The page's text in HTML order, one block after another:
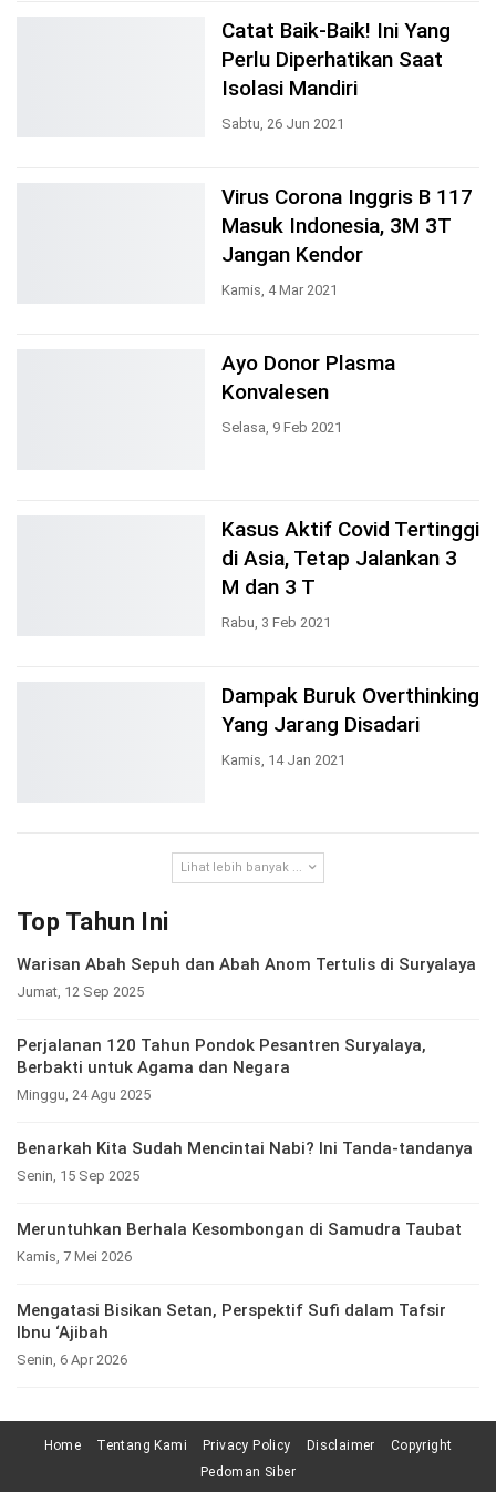
Catat Baik-Baik! Ini Yang
Perlu Diperhatikan Saat
Isolasi Mandiri
Sabtu, 26 Jun 2021
Virus Corona Inggris B 117
Masuk Indonesia, 3M 3T
Jangan Kendor
Kamis, 4 Mar 2021
Ayo Donor Plasma
Konvalesen
Selasa, 9 Feb 2021
Kasus Aktif Covid Tertinggi
di Asia, Tetap Jalankan 3
M dan 3 T
Rabu, 3 Feb 2021
Dampak Buruk Overthinking
Yang Jarang Disadari
Kamis, 14 Jan 2021
Lihat lebih banyak ...
Top Tahun Ini
Warisan Abah Sepuh dan Abah Anom Tertulis di Suryalaya
Jumat, 12 Sep 2025
Perjalanan 120 Tahun Pondok Pesantren Suryalaya,
Berbakti untuk Agama dan Negara
Minggu, 24 Agu 2025
Benarkah Kita Sudah Mencintai Nabi? Ini Tanda-tandanya
Senin, 15 Sep 2025
Meruntuhkan Berhala Kesombongan di Samudra Taubat
Kamis, 7 Mei 2026
Mengatasi Bisikan Setan, Perspektif Sufi dalam Tafsir
Ibnu ‘Ajibah
Senin, 6 Apr 2026
Home Tentang Kami Privacy Policy Disclaimer
Copyright
Pedoman Siber